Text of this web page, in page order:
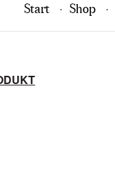
Start Shop